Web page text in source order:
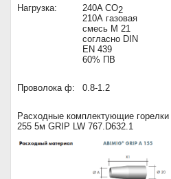
Нагрузка: 240A CO2
210A газовая
смесь M 21
согласно DIN
EN 439
60% ПВ
Проволока ф: 0.8-1.2
Расходные комплектующие горелки
255 5м GRIP LW 767.D632.1